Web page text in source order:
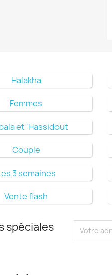
Halakha
Femmes
et 'Hassidout
Couple
3 semaines
Vente flash
spéciales